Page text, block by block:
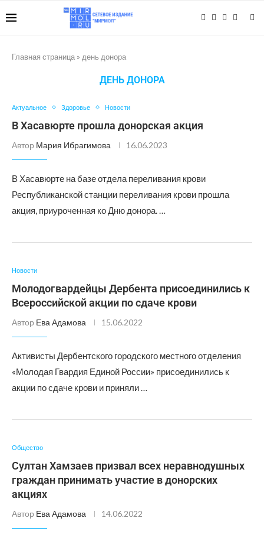
Главная страница » день донора
ДЕНЬ ДОНОРА
Актуальное Здоровье Новости
В Хасавюрте прошла донорская акция
Автор Мария Ибрагимова 16.06.2023
В Хасавюрте на базе отдела переливания крови
Республиканской станции переливания крови прошла
акция, приуроченная ко Дню донора. …
Новости
Молодогвардейцы Дербента присоединились к
Всероссийской акции по сдаче крови
Автор Ева Адамова 15.06.2022
Активисты Дербентского городского местного отделения
«Молодая Гвардия Единой России» присоединились к
акции по сдаче крови и приняли …
Общество
Султан Хамзаев призвал всех неравнодушных
граждан принимать участие в донорских
акциях
Автор Ева Адамова 14.06.2022